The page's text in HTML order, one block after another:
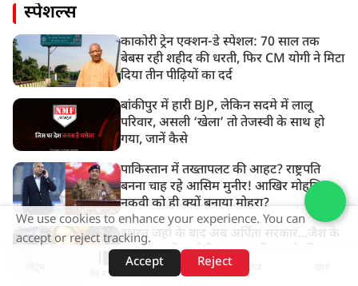
स्पेशल्स
काकोरी ट्रेन एक्शन-डे स्पेशल: 70 साल तक
बेबस रही शहीद की धरती, फिर CM योगी ने मिटा
दिया तीन पीढ़ियों का दर्द
बांकीपुर में हारी BJP, लेकिन सदमे में लालू
परिवार, असली ‘खेला’ तो तेजस्वी के साथ हो
गया, जानें कैसे
पाकिस्तान में तख्तापलट की आहट? राष्ट्रपति
बनना चाह रहे आसिम मुनीर! आखिर मोहसिन
नकवी को ही क्यों बनाया मोहरा?
इशरत जहां के बाद अब अर्पिता सरकार...जैश के
रडार पर सुवेंदु, मोदी स्टाइल टार्गेट करने की
प्लानिंग, STF का बड़ा एक्शन!
वेब स्टोरीज़
We use cookies to enhance your experience. You can
accept or reject tracking.
Accept
Reject